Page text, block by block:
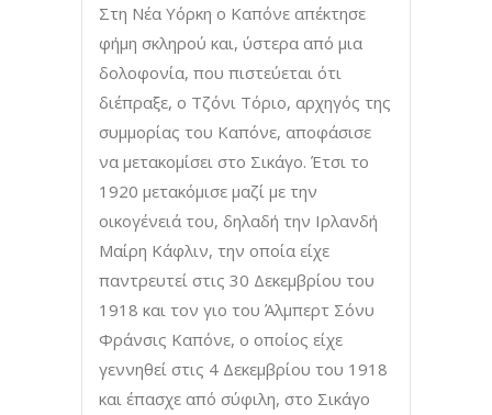
Στη Νέα Υόρκη ο Καπόνε απέκτησε
φήμη σκληρού και, ύστερα από μια
δολοφονία, που πιστεύεται ότι
διέπραξε, ο Τζόνι Τόριο, αρχηγός της
συμμορίας του Καπόνε, αποφάσισε
να μετακομίσει στο Σικάγο. Έτσι το
1920 μετακόμισε μαζί με την
οικογένειά του, δηλαδή την Ιρλανδή
Μαίρη Κάφλιν, την οποία είχε
παντρευτεί στις 30 Δεκεμβρίου του
1918 και τον γιο του Άλμπερτ Σόνυ
Φράνσις Καπόνε, ο οποίος είχε
γεννηθεί στις 4 Δεκεμβρίου του 1918
και έπασχε από σύφιλη, στο Σικάγο